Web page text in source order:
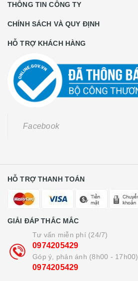
THÔNG TIN CÔNG TY
CHÍNH SÁCH VÀ QUY ĐỊNH
HỖ TRỢ KHÁCH HÀNG
Facebook
HỖ TRỢ THANH TOÁN
GIẢI ĐÁP THẮC MẮC
Tư vấn miễn phí (24/7)
0974205429
Góp ý, phản ánh (8h00 - 17h00)
0974205429